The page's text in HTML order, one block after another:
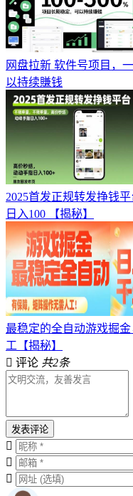
网盘拉新 软件号项目，
以持续賺钱
2025首发正规转发挣钱
日入100 【揭秘】
最稳定的全自动游戏掘
工【揭秘】
评论 共2条
发表评论